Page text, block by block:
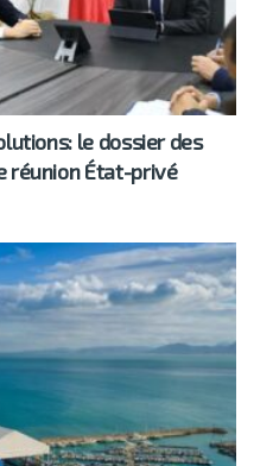
le dossier des
réunion État-privé